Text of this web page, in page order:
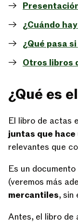
¿Cuándo
¿Qué pasa
Otros libros
¿Qué es
El libro de actas
juntas que hace
relevantes que
Es un
(veremos más
mercantiles, sin
Antes, el libro de